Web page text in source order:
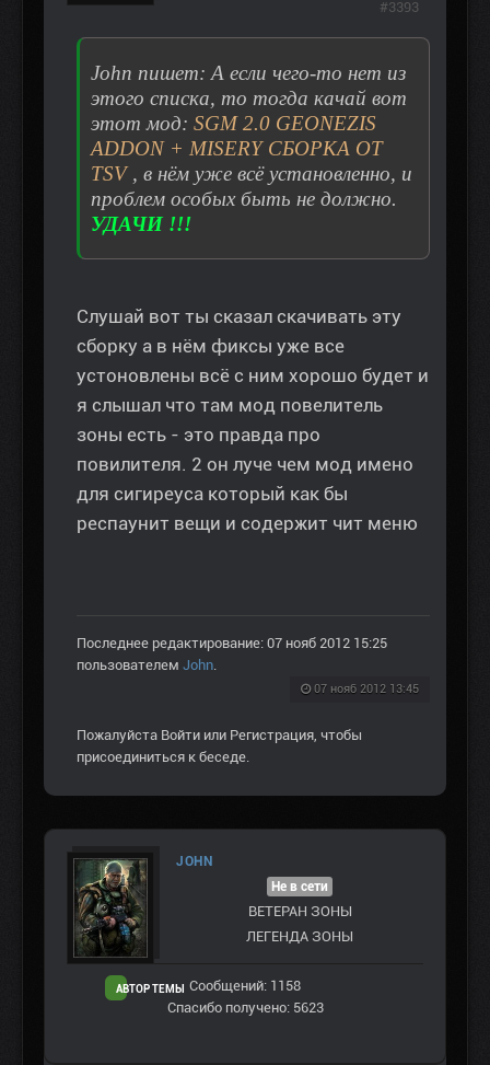
John пишет: А если чего-то нет из
этого списка, то тогда качай вот
этот мод: SGM 2.0 GEONEZIS
ADDON + MISERY СБОРКА ОТ
TSV, в нём уже всё установленно, и
проблем особых быть не должно.
УДАЧИ !!!
Слушай вот ты сказал скачивать эту
сборку а в нём фиксы уже все
устоновлены всё с ним хорошо будет и
я слышал что там мод повелитель
зоны есть - это правда про
повилителя. 2 он луче чем мод имено
для сигиреуса который как бы
респаунит вещи и содержит чит меню
Последнее редактирование: 07 нояб 2012 15:25
пользователем John.
07 нояб 2012 13:45
#3393
Пожалуйста Войти или Регистрация, чтобы
присоединиться к беседе.
JOHN
АВТОР ТЕМЫ
Не в сети
ВЕТЕРАН ЗOНЫ
ЛЕГЕНДА ЗОНЫ
Сообщений: 1158
Спасибо получено: 5623